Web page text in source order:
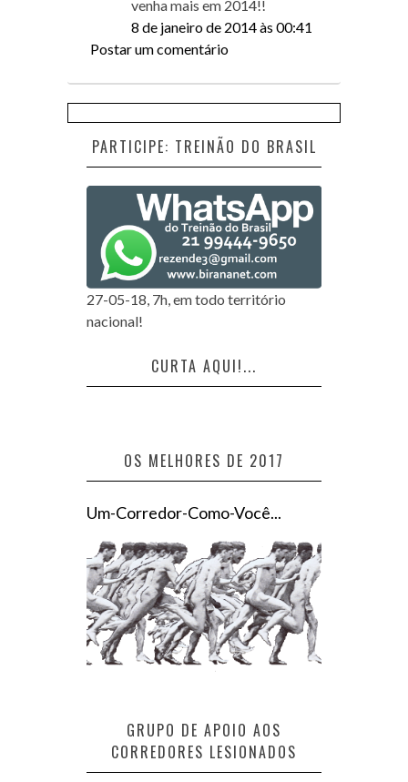
venha mais em 2014!!
8 de janeiro de 2014 às 00:41
Postar um comentário
PARTICIPE: TREINÃO DO BRASIL
27-05-18, 7h, em todo território
nacional!
CURTA AQUI!...
OS MELHORES DE 2017
Um-Corredor-Como-Você...
GRUPO DE APOIO AOS
CORREDORES LESIONADOS